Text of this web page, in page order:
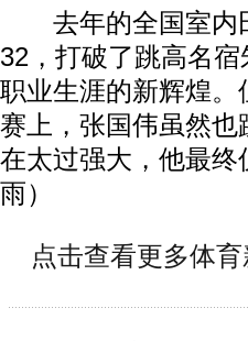
去年的全国室内
32，打破了跳高名
职业生涯的新辉煌
赛上，张国伟虽然
在太过强大，他最
雨）
点击查看更多体育